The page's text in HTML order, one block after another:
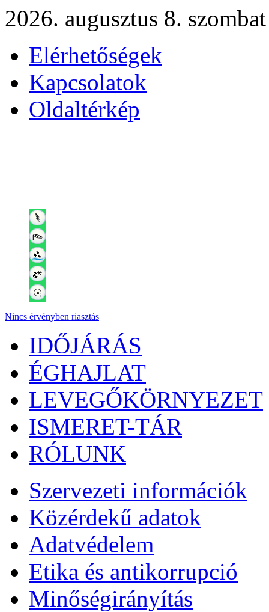
2026. augusztus 8. szombat
Elérhetőségek
Kapcsolatok
Oldaltérkép
Nincs érvényben riasztás
IDŐJÁRÁS
ÉGHAJLAT
LEVEGŐKÖRNYEZET
ISMERET-TÁR
RÓLUNK
Szervezeti információk
Közérdekű adatok
Adatvédelem
Etika és antikorrupció
Minőségirányítás